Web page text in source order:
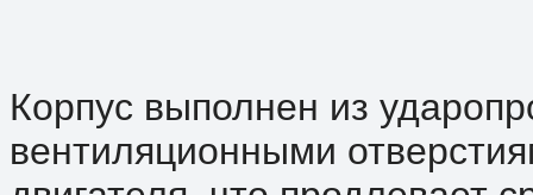
Корпус выполнен из
вентиляционными